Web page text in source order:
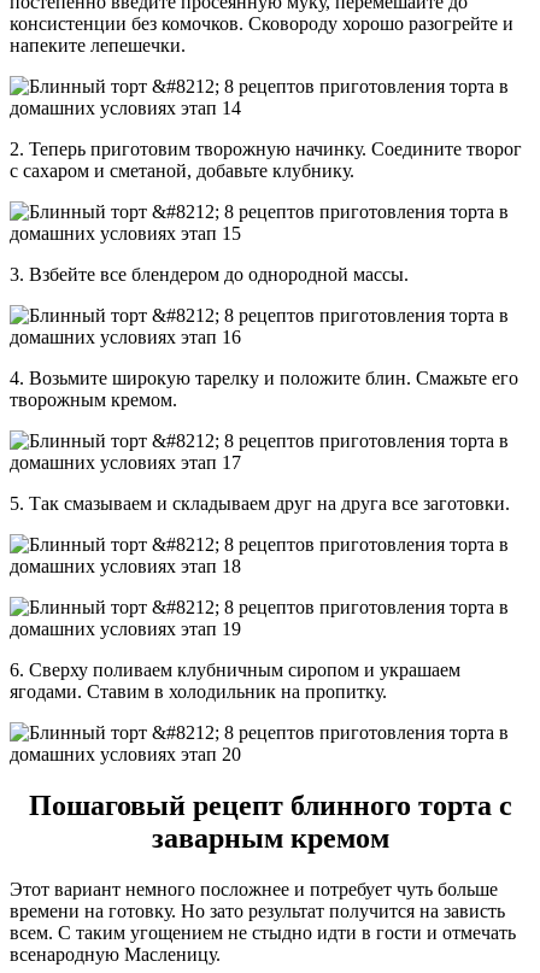
консистенции без комочков. Сковороду хорошо разогрейте и
напеките лепешечки.
2. Теперь приготовим творожную начинку. Соедините творог
с сахаром и сметаной, добавьте клубнику.
3. Взбейте все блендером до однородной массы.
4. Возьмите широкую тарелку и положите блин. Смажьте его
творожным кремом.
5. Так смазываем и складываем друг на друга все заготовки.
6. Сверху поливаем клубничным сиропом и украшаем
ягодами. Ставим в холодильник на пропитку.
Пошаговый рецепт блинного торта с
заварным кремом
Этот вариант немного посложнее и потребует чуть больше
времени на готовку. Но зато результат получится на зависть
всем. С таким угощением не стыдно идти в гости и отмечать
всенародную Масленицу.